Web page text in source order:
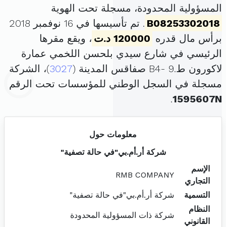
المسؤولية المحدودة، مسجلة تحت الهوية
B08253302018
. تم تأسيسها في 16 نوفمبر 2018
برأس مال قدره 120000 د.ت
، ويقع مقرها
الرئيسي في شارع سيدي بلحسن اللخمي عمارة
لاكورون ط.9 -B4 صفاقس المدينة (
3027)، الشركة
مسجلة في السجل الوطني للمؤسسات تحت الرقم
1595607N
.
معلومات حول
شركة أر.أم.بي"في حالة تصفية"
الإسم
التجاري
RMB COMPANY
التسمية
شركة أر.أم.بي"في حالة تصفية"
النظام
القانوني
شركة ذات المسؤولية المحدودة